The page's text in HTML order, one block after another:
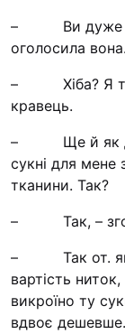
– Ви дуже
оголосила вона.
– Хіба? Я так
кравець.
– Ще й як
сукні для мене
тканини. Так?
– Так, –
– Так от.
вартість
викроїно ту
вдвоє